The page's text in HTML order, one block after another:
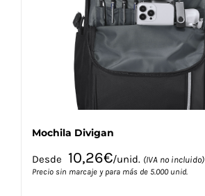
Mochila Divigan
Desde 10,26€/unid. (IVA no incluido)
Precio sin marcaje y para más de 5.000 unid.